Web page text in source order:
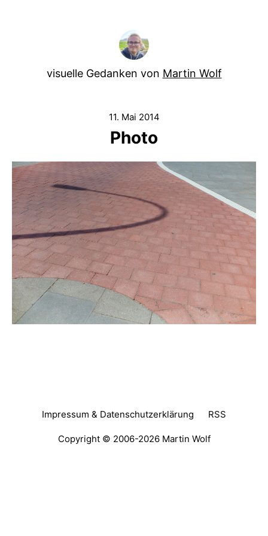
visuelle Gedanken von Martin Wolf
11. Mai 2014
Photo
Impressum & Datenschutzerklärung RSS
Copyright © 2006-2026 Martin Wolf